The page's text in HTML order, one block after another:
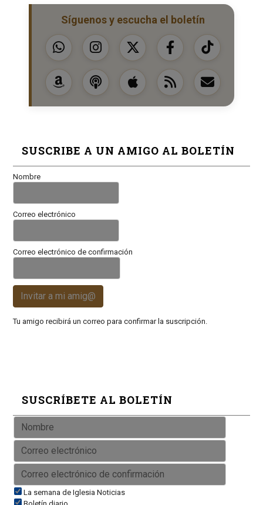
Síguenos y escucha el boletín
SUSCRIBE A UN AMIGO AL BOLETÍN
Nombre
Correo electrónico
Correo electrónico de confirmación
Invitar a mi amig@
Tu amigo recibirá un correo para confirmar la suscripción.
SUSCRÍBETE AL BOLETÍN
La semana de Iglesia Noticias